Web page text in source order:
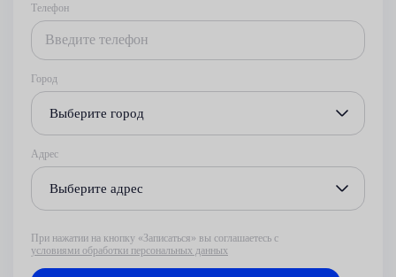
Телефон
Город
Выберите город
Адрес
Выберите адрес
При нажатии на кнопку «Записаться» вы соглашаетесь с
условиями обработки персональных данных